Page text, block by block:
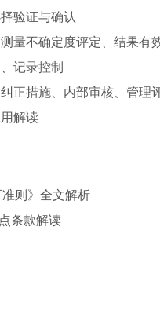
验证与确认
量不确定度评定、结果有
记录控制
正措施、内部审核、管理
解读
则》全文解析
条款解读